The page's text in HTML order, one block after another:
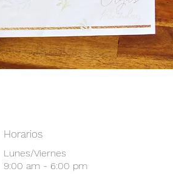
Horarios
Lunes/Viernes
9:00 am - 6:00 pm